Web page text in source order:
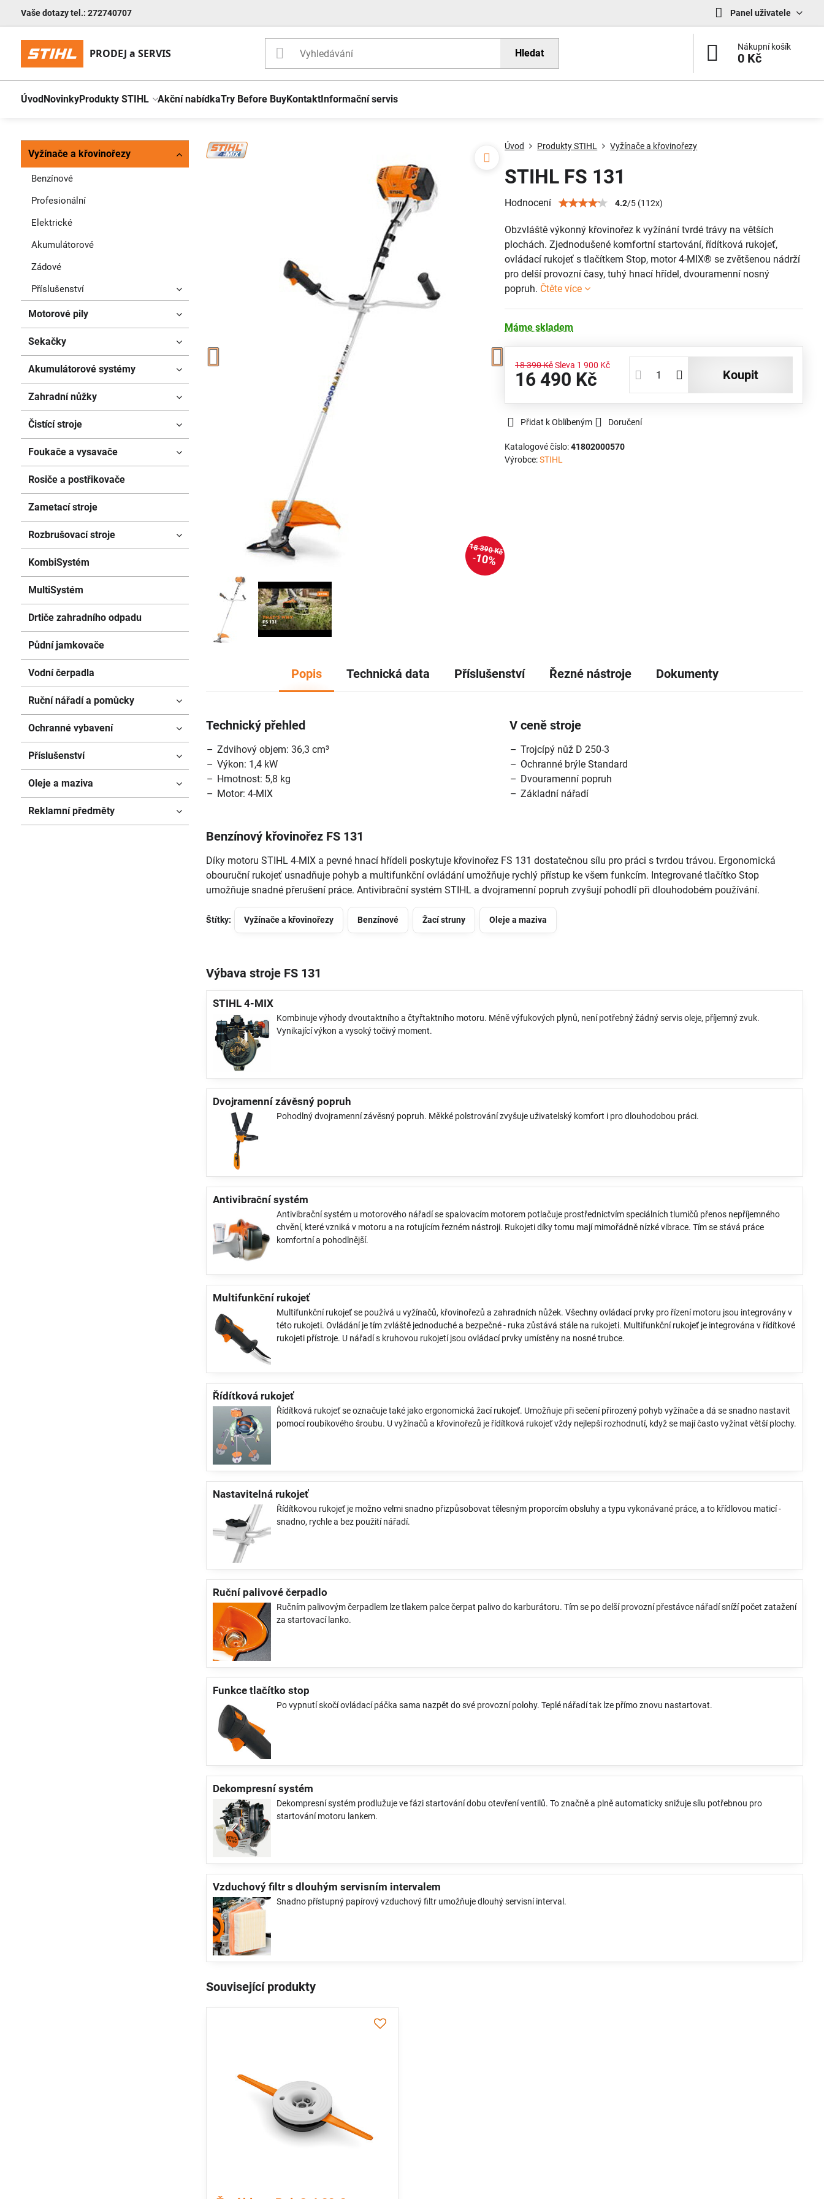
Vaše dotazy tel.: 272740707 Panel uživatele
Hledat
Nákupní košík
0 Kč
ÚvodNovinkyProdukty STIHL Akční nabídkaTry Before BuyKontaktInformační servis
18 390 Kč
10%
Úvod Produkty STIHL Vyžínače a křovinořezy
STIHL FS 131
Hodnocení 4.2/5 (112x)
Obzvláště výkonný křovinořez k vyžínání tvrdé trávy na větších
plochách. Zjednodušené komfortní startování, řídítková rukojeť,
ovládací rukojeť s tlačítkem Stop, motor 4-MIX® se zvětšenou nádrží
pro delší provozní časy, tuhý hnací hřídel, dvouramenní nosný
popruh. Čtěte více
Máme skladem
18 390 Kč Sleva 1 900 Kč
16 490 Kč koupit
Přidat k Oblíbeným Doručení
Katalogové číslo:41802000570
Výrobce:STIHL
Popis Technická data Příslušenství Řezné nástroje Dokumenty
Technický přehled
Zdvihový objem: 36,3 cm³
Výkon: 1,4 kW
Hmotnost: 5,8 kg
Motor: 4-MIX
V ceně stroje
Trojcípý nůž D 250-3
Ochranné brýle Standard
Dvouramenní popruh
Základní nářadí
Benzínový křovinořez FS 131
Díky motoru STIHL 4-MIX a pevné hnací hřídeli poskytuje křovinořez FS 131 dostatečnou sílu pro práci s tvrdou trávou. Ergonomická
obouruční rukojeť usnadňuje pohyb a multifunkční ovládání umožňuje rychlý přístup ke všem funkcím. Integrované tlačítko Stop
umožňuje snadné přerušení práce. Antivibrační systém STIHL a dvojramenní popruh zvyšují pohodlí při dlouhodobém používání.
Štítky: Vyžínače a křovinořezy Benzínové Žací struny Oleje a maziva
Výbava stroje FS 131
STIHL 4-MIX
Kombinuje výhody dvoutaktního a čtyřtaktního motoru. Méně výfukových plynů, není potřebný žádný servis oleje, příjemný zvuk.
Vynikající výkon a vysoký točivý moment.
Dvojramenní závěsný popruh
Pohodlný dvojramenní závěsný popruh. Měkké polstrování zvyšuje uživatelský komfort i pro dlouhodobou práci.
Antivibrační systém
Antivibrační systém u motorového nářadí se spalovacím motorem potlačuje prostřednictvím speciálních tlumičů přenos nepříjemného
chvění, které vzniká v motoru a na rotujícím řezném nástroji. Rukojeti díky tomu mají mimořádně nízké vibrace. Tím se stává práce
komfortní a pohodlnější.
Multifunkční rukojeť
Multifunkční rukojeť se používá u vyžínačů, křovinořezů a zahradních nůžek. Všechny ovládací prvky pro řízení motoru jsou integrovány v
této rukojeti. Ovládání je tím zvláště jednoduché a bezpečné - ruka zůstává stále na rukojeti. Multifunkční rukojeť je integrována v řídítkové
rukojeti přístroje. U nářadí s kruhovou rukojetí jsou ovládací prvky umístěny na nosné trubce.
Řídítková rukojeť
Řídítková rukojeť se označuje také jako ergonomická žací rukojeť. Umožňuje při sečení přirozený pohyb vyžínače a dá se snadno nastavit
pomocí roubíkového šroubu. U vyžínačů a křovinořezů je řídítková rukojeť vždy nejlepší rozhodnutí, když se mají často vyžínat větší plochy.
Nastavitelná rukojeť
Řídítkovou rukojeť je možno velmi snadno přizpůsobovat tělesným proporcím obsluhy a typu vykonávané práce, a to křídlovou maticí -
snadno, rychle a bez použití nářadí.
Ruční palivové čerpadlo
Ručním palivovým čerpadlem lze tlakem palce čerpat palivo do karburátoru. Tím se po delší provozní přestávce nářadí sníží počet zatažení
za startovací lanko.
Funkce tlačítko stop
Po vypnutí skočí ovládací páčka sama nazpět do své provozní polohy. Teplé nářadí tak lze přímo znovu nastartovat.
Dekompresní systém
Dekompresní systém prodlužuje ve fázi startování dobu otevření ventilů. To značně a plně automaticky snižuje sílu potřebnou pro
startování motoru lankem.
Vzduchový filtr s dlouhým servisním intervalem
Snadno přístupný papírový vzduchový filtr umožňuje dlouhý servisní interval.
Související produkty
Vyžínače a křovinořezy
Benzínové
Profesionální
Elektrické
Akumulátorové
Zádové
Příslušenství
Motorové pily
Sekačky
Akumulátorové systémy
Zahradní nůžky
Čistící stroje
Foukače a vysavače
Rosiče a postřikovače
Zametací stroje
Rozbrušovací stroje
KombiSystém
MultiSystém
Drtiče zahradního odpadu
Půdní jamkovače
Vodní čerpadla
Ruční nářadí a pomůcky
Ochranné vybavení
Příslušenství
Oleje a maziva
Reklamní předměty